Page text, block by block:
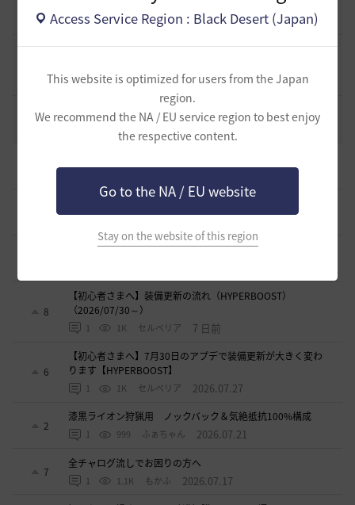
Access Service Region : Black Desert (Japan)
This website is optimized for users from the Japan
region.
We recommend the NA / EU service region to best enjoy
the respective content.
Go to the NA / EU website
Stay on the website of this region
8
0 53.1K 黒い砂漠 2023.02.28
黒い砂漠が初めての冒険者の皆様のために準備したA to Z！
2 43.2K 黒い砂漠 2022.12.21
8
エント研究室動画集
32.3K 黒い砂漠 2021.05.12
＜ジェピロスバフ＞予定時刻 8/ 2(日)～8/9（日）
【初心者さまへ】装備強化のやり方
8
【初心者さまへ】装備更新の流れ（HYPERBOOST）
（2026/07/30～）
1 1K セルベリア 7 日前
6
【初心者さまへ】7月30日のアプデで装備更新が大きく変わ
ります【HYPERBOOST】
1 1K セルベリア 2026.07.27
2
漆黒ライオン狩猟用 ノックバック＆気絶抵抗100%構成
1 999 ふぁちゃん 2026.07.21
7
全チャログ流しでお困りの方へ
1 1.1K もかふ 2026.07.17